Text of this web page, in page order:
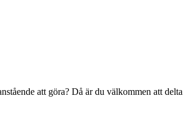
att göra? Då är du välkommen att delta